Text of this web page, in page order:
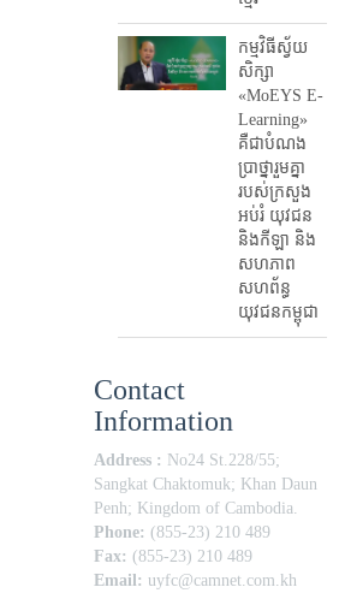
កម្មវិធីស្វ័យ
សិក្សា
«MoEYS E-
Learning»
គឺជាបំណង
ប្រាថ្នារួមគ្នា
របស់ក្រសួង
អប់រំ​ យុវជន
និងកីឡា និង
សហភាព
សហព័ន្ធ
យុវជនកម្ពុជា
Contact
Information
Address : No24 St.228/55;
Sangkat Chaktomuk; Khan Daun
Penh; Kingdom of Cambodia.
Phone: (855-23) 210 489
Fax: (855-23) 210 489
Email: uyfc@camnet.com.kh